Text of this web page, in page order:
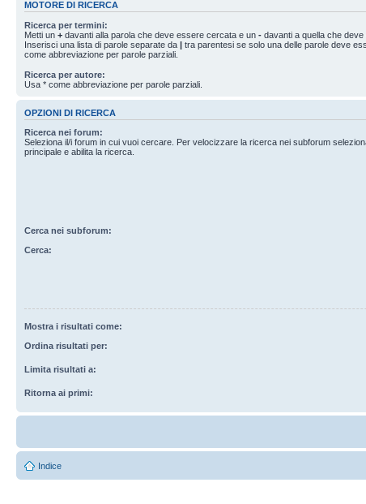
MOTORE DI RICERCA
Ricerca per termini:
Metti un + davanti alla parola che deve essere cercata e un - davanti a quella che deve
Inserisci una lista di parole separate da | tra parentesi se solo una delle parole deve
come abbreviazione per parole parziali.
Ricerca per autore:
Usa * come abbreviazione per parole parziali.
OPZIONI DI RICERCA
Ricerca nei forum:
Seleziona il/i forum in cui vuoi cercare. Per velocizzare la ricerca nei subforum
principale e abilita la ricerca.
Cerca nei subforum:
Cerca:
Mostra i risultati come:
Ordina risultati per:
Limita risultati a:
Ritorna ai primi:
Indice